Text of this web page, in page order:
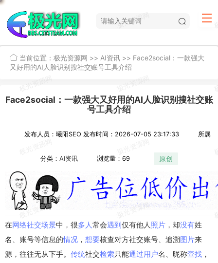
当前位置： 极光资源网 >> AI资讯 >> Face2social：一款强大
又好用的AI人脸识别搜社交账号工具介绍
Face2social：一款强大又好用的AI人脸识别搜社交账
号工具介绍
发布人员：曦阳SEO 发布时间：2026-07-05 23:17:33 所属
分类： AI资讯 浏览量：69 原创
在网络社交场景中，很多人常会遇到仅有他人 照片 ，却没有姓
名、账号等信息的情况 ， 想要核查对方社交账号、追溯图片来
源，往往无从下手。 传统社交检索只能通过用户名、昵称查找 ，